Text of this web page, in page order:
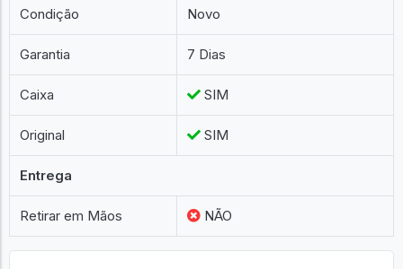
Condição Novo
Garantia 7 Dias
Caixa SIM
Original SIM
Entrega
Retirar em Mãos NÃO